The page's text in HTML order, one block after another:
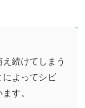
続けてしまう
によってシビ
す。